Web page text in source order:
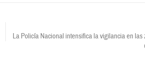
La Policía Nacional intensifica la vigilancia en las